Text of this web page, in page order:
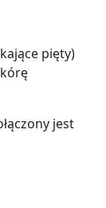
pięty)
jest